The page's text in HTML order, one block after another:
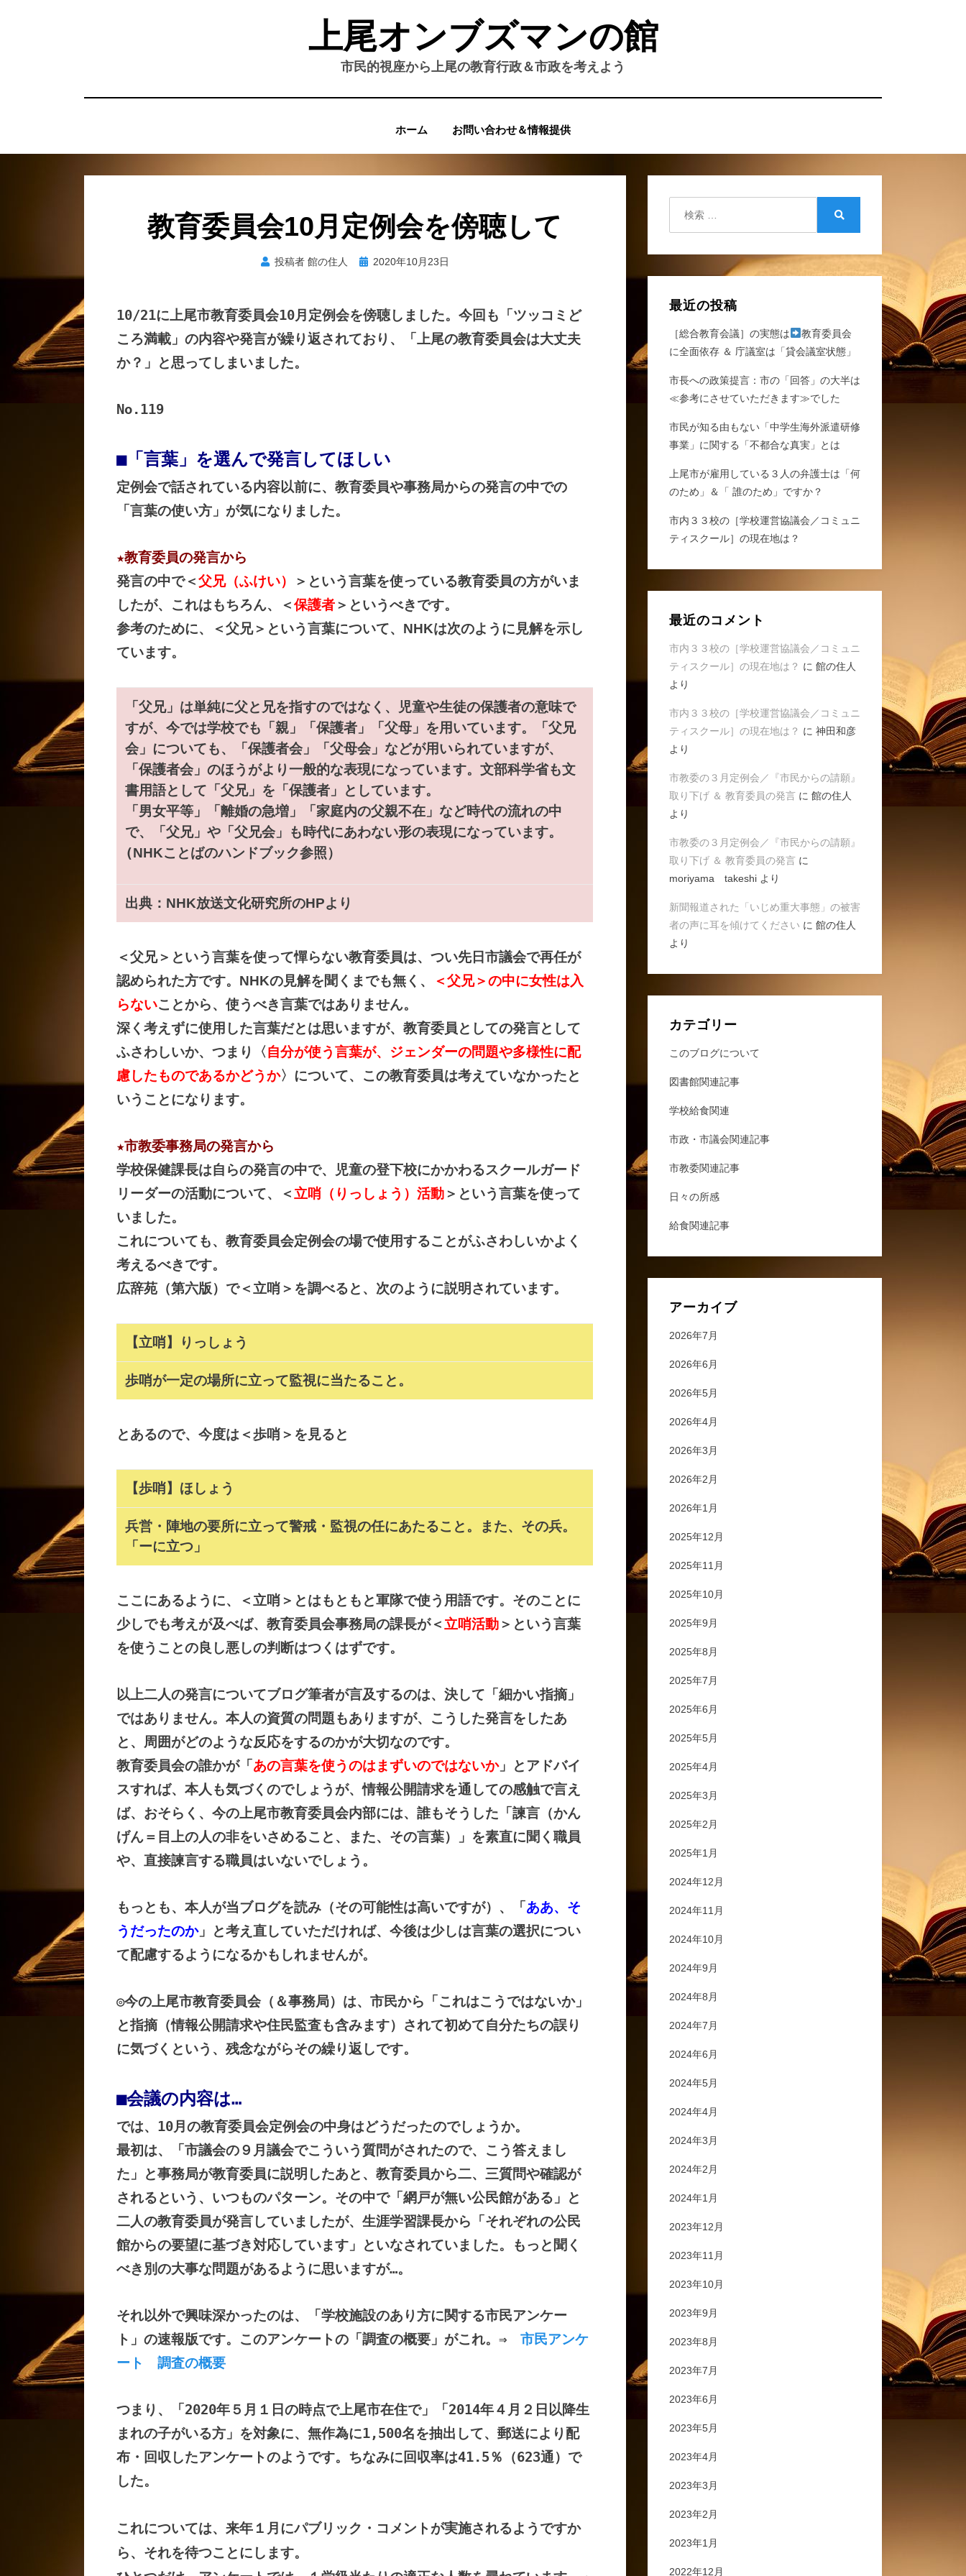
上尾オンブズマンの館
市民的視座から上尾の教育行政＆市政を考えよう
ホーム お問い合わせ＆情報提供
教育委員会10月定例会を傍聴して
投稿者 館の住人
投 2020年10月23日
10/21に上尾市教育委員会10月定例会を傍聴しました。今回も「ツッコミど
ころ満載」の内容や発言が繰り返されており、「上尾の教育委員会は大丈夫
か？」と思ってしまいました。
No.119
■「言葉」を選んで発言してほしい
定例会で話されている内容以前に、教育委員や事務局からの発言の中での
「言葉の使い方」が気になりました。
★教育委員の発言から
発言の中で＜父兄（ふけい）
＞という言葉を使っている教育委員の方がいま
したが、これはもちろん、＜保護者＞というべきです。
参考のために、＜父兄＞という言葉について、 NHKは次のように見解を示し
ています。
「父兄」は単純に父と兄を指すのではなく、児童や生徒の保護者の意味で
すが、今では学校でも「親」「保護者」「父母」を用いています。「父兄
会」についても、「保護者会」「父母会」などが用いられていますが、
「保護者会」のほうがより一般的な表現になっています。文部科学省も文
書用語として「父兄」を「保護者」としています。
「男女平等」「離婚の急増」「家庭内の父親不在」など時代の流れの中
で、「父兄」や「父兄会」も時代にあわない形の表現になっています。
(NHKことばのハンドブック参照）
出典： NHK放送文化研究所のHPより
＜父兄＞という言葉を使って憚らない教育委員は、つい先日市議会で再任が
認められた方です。 NHKの見解を聞くまでも無く、
＜父兄＞の中に女性は入
らないことから、使うべき言葉ではありません。
深く考えずに使用した言葉だとは思いますが、教育委員としての発言として
ふさわしいか、つまり〈自分が使う言葉が、ジェンダーの問題や多様性に配
慮したものであるかどうか〉について、この教育委員は考えていなかったと
いうことになります。
★市教委事務局の発言から
学校保健課長は自らの発言の中で、児童の登下校にかかわるスクールガード
リーダーの活動について、＜ 立哨（りっしょう）活動＞という言葉を使って
いました。
これについても、教育委員会定例会の場で使用することがふさわしいかよく
考えるべきです。
広辞苑（第六版）で＜立哨＞を調べると、次のように説明されています。
【立哨】りっしょう
歩哨が一定の場所に立って監視に当たること。
とあるので、今度は＜歩哨＞を見ると
【歩哨】ほしょう
兵営・陣地の要所に立って警戒・監視の任にあたること。また、その兵。
「ーに立つ」
ここにあるように、＜立哨＞とはもともと軍隊で使う用語です。そのことに
少しでも考えが及べば、教育委員会事務局の課長が＜ 立哨活動＞という言葉
を使うことの良し悪しの判断はつくはずです。
以上二人の発言についてブログ筆者が言及するのは、決して「細かい指摘」
ではありません。本人の資質の問題もありますが、こうした発言をしたあ
と、周囲がどのような反応をするのかが大切なのです。
教育委員会の誰かが「 あの言葉を使うのはまずいのではないか」とアドバイ
スすれば、本人も気づくのでしょうが、情報公開請求を通しての感触で言え
ば、おそらく、今の上尾市教育委員会内部には、誰もそうした「諫言（かん
げん＝目上の人の非をいさめること、また、その言葉）」を素直に聞く職員
や、直接諫言する職員はいないでしょう。
もっとも、本人が当ブログを読み（その可能性は高いですが）、「 ああ、そ
うだったのか」と考え直していただければ、今後は少しは言葉の選択につい
て配慮するようになるかもしれませんが。
◎今の上尾市教育委員会（＆事務局）は、市民から「これはこうではないか」
と指摘（情報公開請求や住民監査も含みます）されて初めて自分たちの誤り
に気づくという、残念ながらその繰り返しです。
■会議の内容は…
では、10月の教育委員会定例会の中身はどうだったのでしょうか。
最初は、「市議会の９月議会でこういう質問がされたので、こう答えまし
た」と事務局が教育委員に説明したあと、教育委員から二、三質問や確認が
されるという、いつものパターン。その中で「網戸が無い公民館がある」と
二人の教育委員が発言していましたが、生涯学習課長から「それぞれの公民
館からの要望に基づき対応しています」といなされていました。もっと聞く
べき別の大事な問題があるように思いますが…。
それ以外で興味深かったのは、「学校施設のあり方に関する市民アンケー
ト」の速報版です。このアンケートの「調査の概要」がこれ。⇒ 市民アンケ
ート 調査の概要
つまり、「2020年５月１日の時点で上尾市在住で」「2014年４月２日以降生
まれの子がいる方」を対象に、無作為に1,500名を抽出して、郵送により配
布・回収したアンケートのようです。ちなみに回収率は41.5％（623通）で
した。
これについては、来年１月にパブリック・コメントが実施されるようですか
ら、それを待つことにします。
最近の投稿
［総合教育会議］の実態は
教育委員会
に全面依存 ＆ 庁議室は「貸会議室状態」
市長への政策提言：市の「回答」の大半は
≪参考にさせていただきます≫でした
市民が知る由もない「中学生海外派遣研修
事業」に関する「不都合な真実」とは
上尾市が雇用している３人の弁護士は「何
のため」＆「 誰のため」ですか？
市内３３校の［学校運営協議会／コミュニ
ティスクール］の現在地は？
最近のコメント
市内３３校の［学校運営協議会／コミュニ
ティスクール］の現在地は？ に 館の住人
より
市内３３校の［学校運営協議会／コミュニ
ティスクール］の現在地は？ に 神田和彦
より
市教委の３月定例会／『市民からの請願』
取り下げ ＆ 教育委員の発言に 館の住人
より
市教委の３月定例会／『市民からの請願』
取り下げ ＆ 教育委員の発言に
moriyama takeshiより
新聞報道された「いじめ重大事態」の被害
者の声に耳を傾けてください に 館の住人
より
カテゴリー
このブログについて
図書館関連記事
学校給食関連
市政・市議会関連記事
市教委関連記事
日々の所感
給食関連記事
アーカイブ
2026年7月
2026年6月
2026年5月
2026年4月
2026年3月
2026年2月
2026年1月
2025年12月
2025年11月
2025年10月
2025年9月
2025年8月
2025年7月
2025年6月
2025年5月
2025年4月
2025年3月
2025年2月
2025年1月
2024年12月
2024年11月
2024年10月
2024年9月
2024年8月
2024年7月
2024年6月
2024年5月
2024年4月
2024年3月
2024年2月
2024年1月
2023年12月
2023年11月
2023年10月
2023年9月
2023年8月
2023年7月
2023年6月
2023年5月
2023年4月
2023年3月
2023年2月
2023年1月
2022年12月